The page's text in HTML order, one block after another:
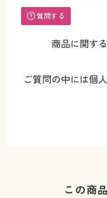
質問する
商品に関す
ご質問の中には個
この商